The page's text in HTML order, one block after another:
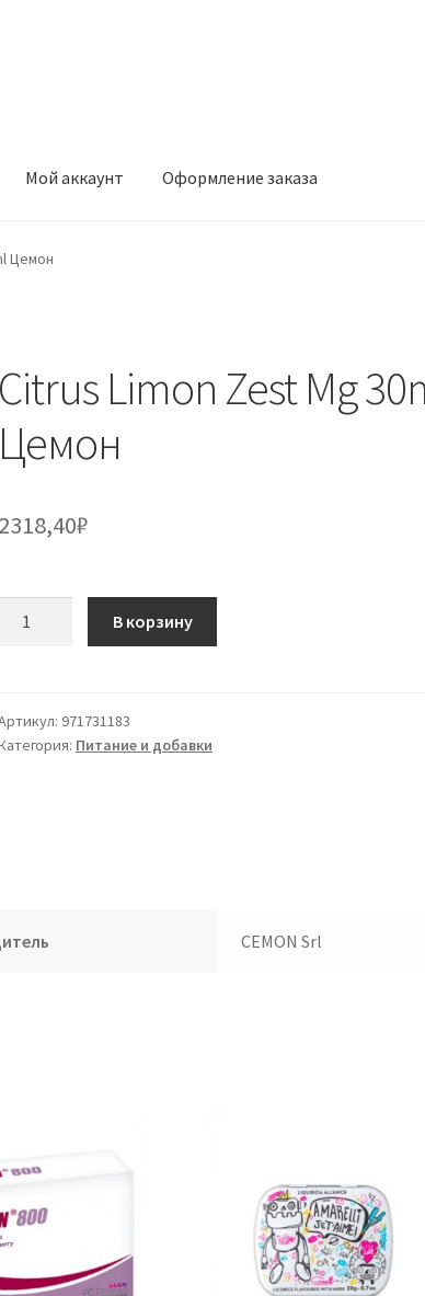
Мой аккаунт Оформление заказа
заказа
Цемон
Citrus Limon Zest Mg
Цемон
2318,40₽
Zest
В корзину
971731183
Питание и добавки
CEMON Srl